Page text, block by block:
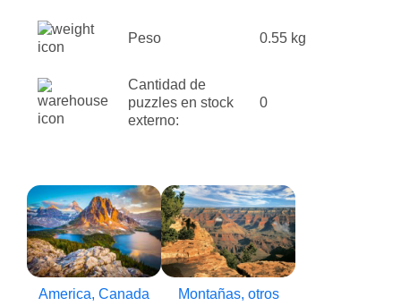
Peso 0.55 kg
Cantidad de
puzzles en stock
externo:
0
America, Canada Montañas, otros